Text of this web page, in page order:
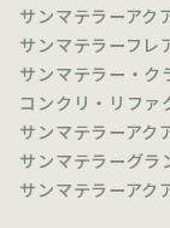
サンマテラーアク
サンマテラーフレ
サンマテラー・ク
コンクリ・リファ
サンマテラーアク
サンマテラーグラ
サンマテラーアク